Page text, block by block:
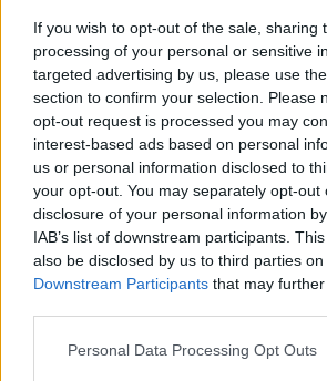
If you wish to opt-out of the sale, sharing
processing of your personal or sensitive
targeted advertising by us, please use
section to confirm your selection. Please
opt-out request is processed you may
interest-based ads based on personal
us or personal information disclosed to
your opt-out. You may separately opt-out
disclosure of your personal information
IAB’s list of downstream participants.
also be disclosed by us to third parties on
Downstream Participants that may
Please note that this website/app uses
Personal Data Processing Opt Outs
Jelen helyzetben egy út van, egy
intravénásan beadott curcumin-
iscucin-terápia, ezek egymást
megerősítve. Mindezeket minél
kezdenem. Ez most derült ki a
eredményéből .
Ez az, ami segíthet. Ez a terápia
állapotomra (erre az